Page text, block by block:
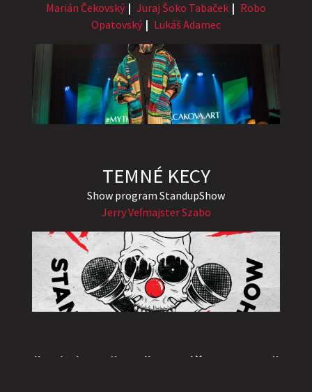
Marián Čekovský
Juraj Šoko Tabaček
Robo
Opatovský
Lukáš Adamec
TEMNÉ KECY
Show program StandupShow
Jerry Veľmajster Szabo
"Triple M” or "Ingolštat TRIO”